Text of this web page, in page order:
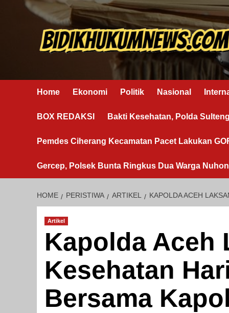
Home Ekonomi Politik Nasional
BOX REDAKSI Bakti Kesehatan, Polda
Pemdes Ciherang Kecamatan Pacet Lakukan
Gercep, Polsek Bunta Ringkus Dua Warga
HOME PERISTIWA ARTIKEL KAPOLDA ACEH
Artikel
Kapolda Aceh
Kesehatan
Bersama